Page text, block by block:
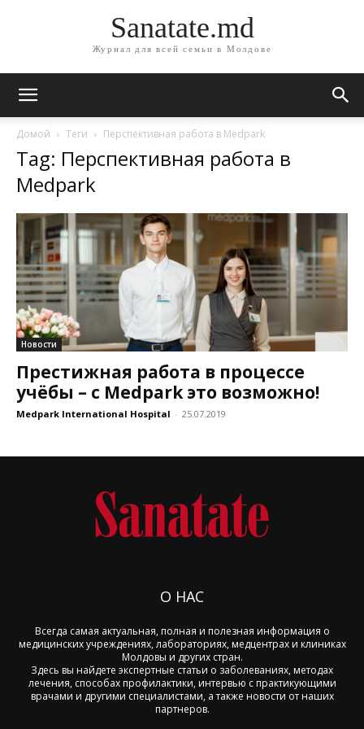
Sanatate.md
Журнал для всей семьи в Молдове
Домой Теги Перспективная работа в Medpark
Tag: Перспективная работа в
Medpark
Новости
Престижная работа в процессе
учёбы – с Medpark это возможно!
Medpark International Hospital - 25.07.2019
О НАС
Всегда самая актуальная, полная и полезная информация о
медицинских учреждениях, лабораториях, медцентрах и клиниках
Молдовы и других стран.
Здесь вы найдете экспертные статьи о заболеваниях, методах
лечения, способах профилактики, интервью с практикующими
врачами и другими специалистами, а также новости от наших
партнеров.